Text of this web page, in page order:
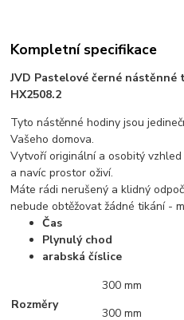
Kompletní specifikace
JVD Pastelové černé
HX2508.2
Tyto nástěnné hodiny jsou
Vašeho domova.
Vytvoří originální a osobitý
a navíc prostor oživí.
Máte rádi nerušený a klidný
nebude obtěžovat žádné tikání -
Čas
Plynulý chod
arabská číslice
Rozměry
300 mm
300 mm